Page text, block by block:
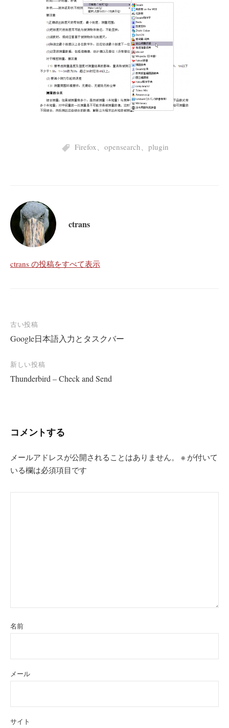
Firefox opensearch plugin
ctrans
ctrans の投稿をすべて表示
投
稿
ナ
ビ
ョ
古い投稿
Google日本語入力とタスクバー
新しい投稿
Thunderbird – Check and Send
コメントする
メールアドレスが公開されることはありません。 ※ が付いて
いる欄は必須項目です
名前
メール
サイト